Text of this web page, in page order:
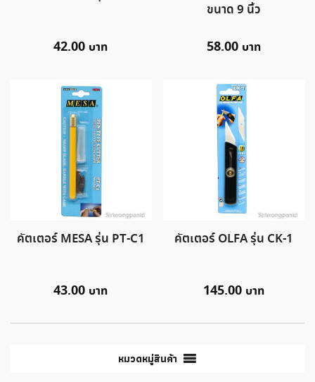
42.00
ขนาด 9 นิ้ว
58.00
คัตเตอร์ MESA รุ่น PT-C1
43.00
คัตเตอร์ OLFA รุ่น CK-1
145.00
หมวดหมู่สินค้า